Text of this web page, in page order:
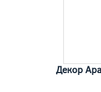
Декор